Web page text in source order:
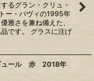
るグラン・クリュ・
ー・パヴィの1995年
雅さを兼ね備えた、
です。 グラスに注げ
ュール 赤 2018年